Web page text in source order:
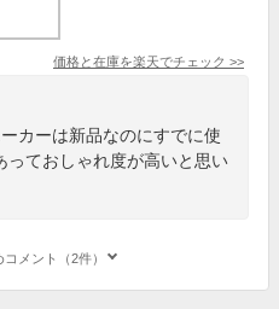
価格と在庫を楽天でチェック >>
カーは新品なのにすでに使
っておしゃれ度が高いと思い
メント（2件）